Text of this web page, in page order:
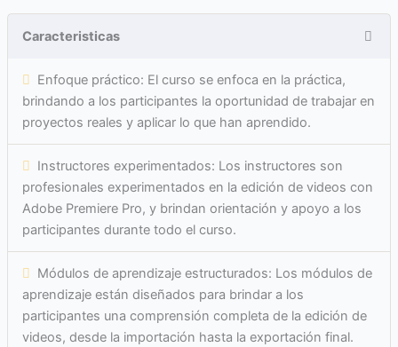
Caracteristicas
Enfoque práctico: El curso se enfoca en la práctica,
brindando a los participantes la oportunidad de trabajar en
proyectos reales y aplicar lo que han aprendido.
Instructores experimentados: Los instructores son
profesionales experimentados en la edición de videos con
Adobe Premiere Pro, y brindan orientación y apoyo a los
participantes durante todo el curso.
Módulos de aprendizaje estructurados: Los módulos de
aprendizaje están diseñados para brindar a los
participantes una comprensión completa de la edición de
videos, desde la importación hasta la exportación final.